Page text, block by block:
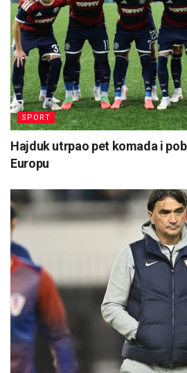
SPORT
Hajduk utrpao pet komada i
Europu